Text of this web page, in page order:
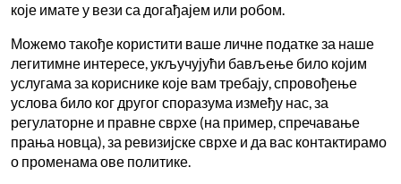
које имате у вези са догађајем или робом.
Можемо такође користити ваше личне податке за наше
легитимне интересе, укључујући бављење било којим
услугама за кориснике које вам требају, спровођење
услова било ког другог споразума између нас, за
регулаторне и правне сврхе (на пример, спречавање
прања новца), за ревизијске сврхе и да вас контактирамо
о променама ове политике.